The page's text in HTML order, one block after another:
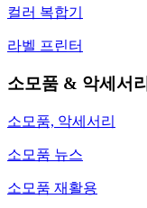
컬러 복합기
라벨 프린터
소모품 & 악세서리
소모품, 악세서리
소모품 뉴스
소모품 재활용